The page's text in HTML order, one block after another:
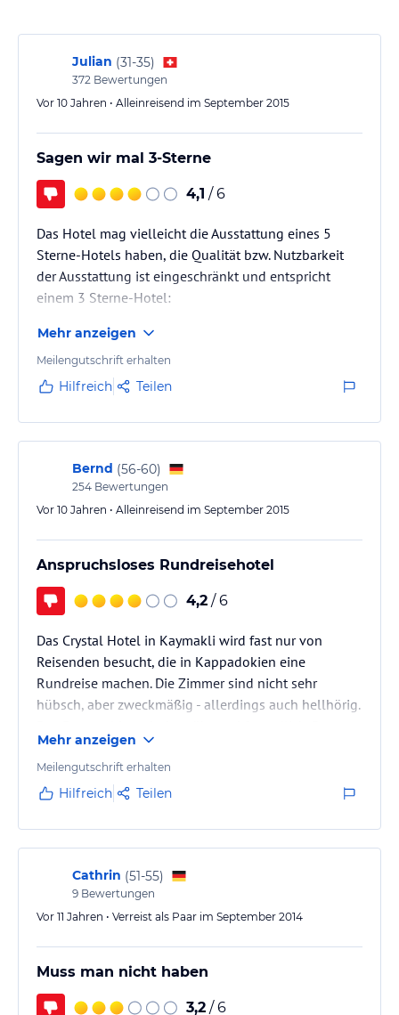
Julian (31-35)
372 Bewertungen
Vor 10 Jahren • Alleinreisend im September 2015
Sagen wir mal 3-Sterne
4,1 / 6
Das Hotel mag vielleicht die Ausstattung eines 5
Sterne-Hotels haben, die Qualität bzw. Nutzbarkeit
der Ausstattung ist eingeschränkt und entspricht
einem 3 Sterne-Hotel:
Aussenpool: Insbesondere in den Morgenstunden
eine Tränke für um die Hundert Tauben. Die
Hinterlassenschaften der Tauben (Kot und Federn)
Pool herum. - lecker.
Fitness-Studio: uralte, bzw. unbrauchbare Geräte in
einem Kellerloch. Wenn wenigstens ein paar Hanteln
oder Gymnstikmatte vorhanden…
Mehr anzeigen
Meilengutschrift erhalten
Hilfreich Teilen
Bernd (56-60)
254 Bewertungen
Vor 10 Jahren • Alleinreisend im September 2015
Anspruchsloses Rundreisehotel
4,2 / 6
Das Crystal Hotel in Kaymakli wird fast nur von
Reisenden besucht, die in Kappadokien eine
Rundreise machen. Die Zimmer sind nicht sehr
hübsch, aber zweckmäßig - allerdings auch hellhörig.
Frühstück ist akzeptabel. Zur Abwertung führt der
Pool, der von einer Horde Tauben unter Kontrolle ist.
Nachmittags ist die Wiese voll mit Taubenfedern und
gesundheitlichen Gründen deshalb meiden. Solange
dieser Zustand nicht geändert…
Mehr anzeigen
Meilengutschrift erhalten
Hilfreich Teilen
Cathrin (51-55)
9 Bewertungen
Vor 11 Jahren • Verreist als Paar im September 2014
Muss man nicht haben
3,2 / 6